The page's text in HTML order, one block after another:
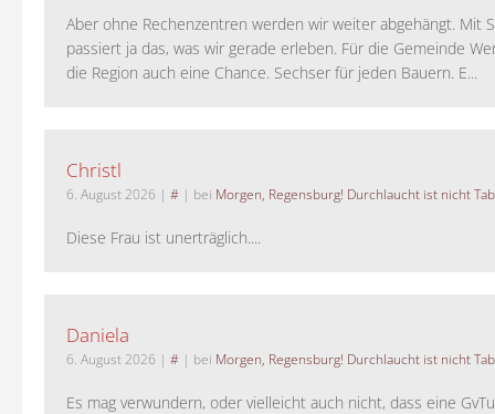
Aber ohne Rechenzentren werden wir weiter abgehängt. Mit
passiert ja das, was wir gerade erleben. Für die Gemeinde
die Region auch eine Chance. Sechser für jeden Bauern. E...
Christl
6. August 2026 | # | bei Morgen, Regensburg! Durchlaucht ist nicht
Diese Frau ist unerträglich....
Daniela
6. August 2026 | # | bei Morgen, Regensburg! Durchlaucht ist nicht
Es mag verwundern, oder vielleicht auch nicht, dass eine